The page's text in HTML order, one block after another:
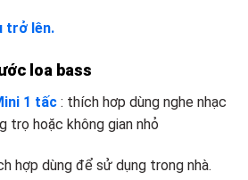
trở lên.
loa bass
1 tấc : thích hơp dùng nghe nhạc
trọ hoặc không gian nhỏ
hợp dùng để sử dụng trong nhà.